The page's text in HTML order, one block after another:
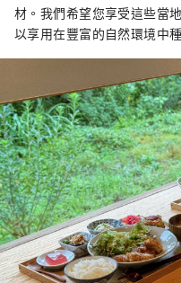
材。我們希望您享受這些當
以享用在豐富的自然環境中